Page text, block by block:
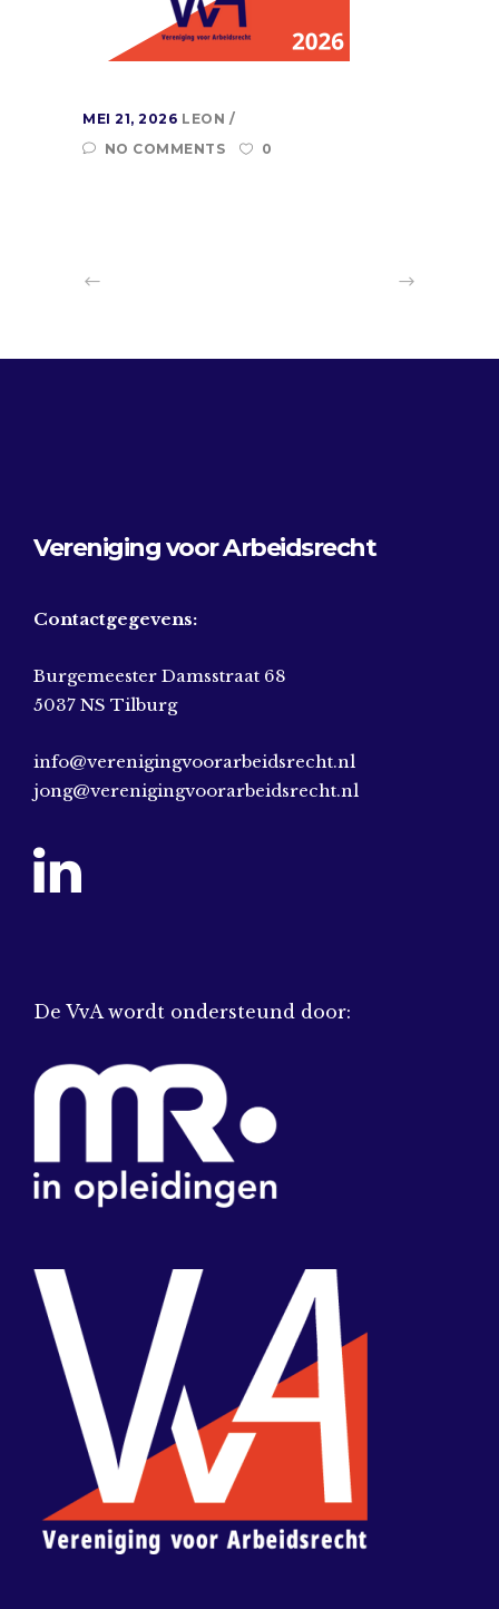
MEI 21, 2026 LEON
NO COMMENTS
0
Vereniging voor Arbeidsrecht
Contactgegevens:
Burgemeester Damsstraat 68
5037 NS Tilburg
info@verenigingvoorarbeidsrecht.nl
jong@verenigingvoorarbeidsrecht.nl
De VvA wordt ondersteund door: